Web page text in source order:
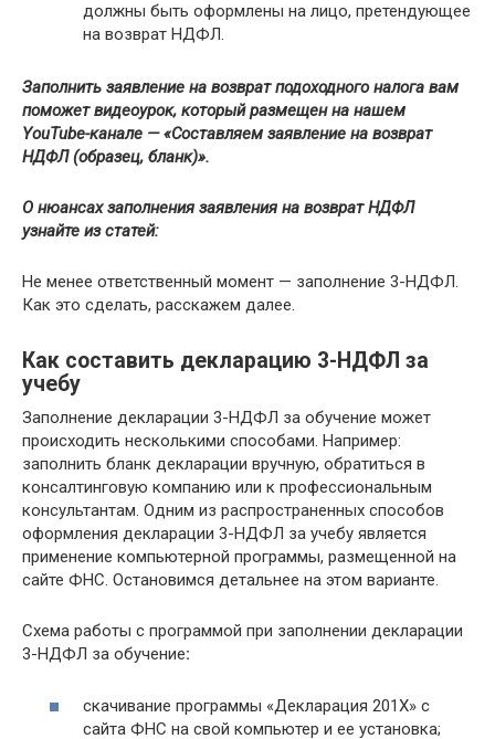
должны быть оформлены на лицо, претендующее
на возврат НДФЛ.
Заполнить заявление на возврат подоходного налога вам
поможет видеоурок, который размещен на нашем
YouTube-канале — «Составляем заявление на возврат
НДФЛ (образец, бланк)».
О нюансах заполнения заявления на возврат НДФЛ
узнайте из статей:
Не менее ответственный момент — заполнение 3-НДФЛ.
Как это сделать, расскажем далее.
Как составить декларацию 3-НДФЛ за
учебу
Заполнение декларации 3-НДФЛ за обучение может
происходить несколькими способами. Например:
заполнить бланк декларации вручную, обратиться в
консалтинговую компанию или к профессиональным
консультантам. Одним из распространенных способов
оформления декларации 3-НДФЛ за учебу является
применение компьютерной программы, размещенной на
сайте ФНС. Остановимся детальнее на этом варианте.
Схема работы с программой при заполнении декларации
3-НДФЛ за обучение:
скачивание программы «Декларация 201Х» с
сайта ФНС на свой компьютер и ее установка;